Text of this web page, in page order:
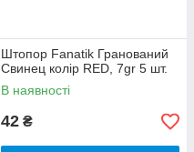
Штопор Fanatik Гранований
Свинец колір RED, 7gr 5 шт.
В наявності
42 ₴